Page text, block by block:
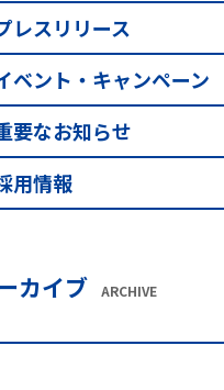
レスリリース
ベント・キャンペーン
要なお知らせ
用情報
カイブ ARCHIVE